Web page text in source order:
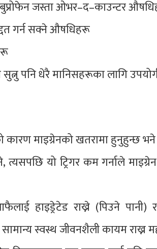
जस्ता ओभर–द–काउन्टर
गर्न सक्ने औषधिहरू
पनि धेरै मानिसहरूका लागि
माइग्रेनको खतरामा हुनुहुन्छ भने
त्यसपछि यो ट्रिगर कम गर्नाले
हाइड्रेटेड राख्ने (पिउने पानी)
स्वस्थ जीवनशैली कायम राख्न